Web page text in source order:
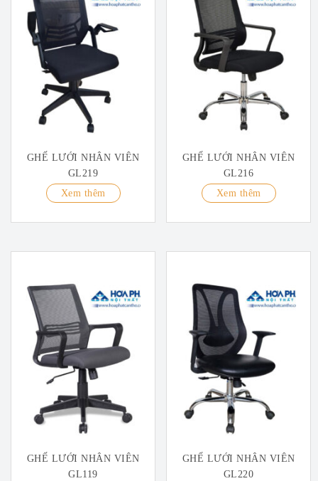
GHẾ LƯỚI NHÂN VIÊN
GL219
Xem thêm
GHẾ LƯỚI NHÂN VIÊN
GL216
Xem thêm
GHẾ LƯỚI NHÂN VIÊN
GL119
GHẾ LƯỚI NHÂN VIÊN
GL220